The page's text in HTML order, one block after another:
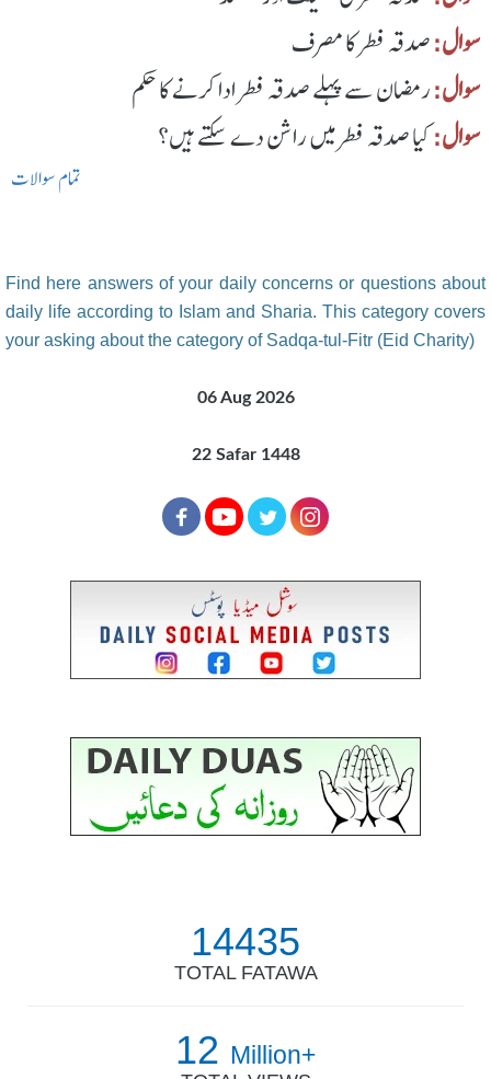
سوال:صدقہ فطر کا مصرف
سوال:رمضان سے پہلے صدقہ فطر ادا کرنے کا حکم
سوال:کیا صدقہ فطر میں راشن دے سکتے ہیں؟
تمام سوالات
Find here answers of your daily concerns or questions about
daily life according to Islam and Sharia. This category covers
your asking about the category of Sadqa-tul-Fitr (Eid Charity)
06 Aug 2026
22 Safar 1448
14435
TOTAL FATAWA
12 Million+